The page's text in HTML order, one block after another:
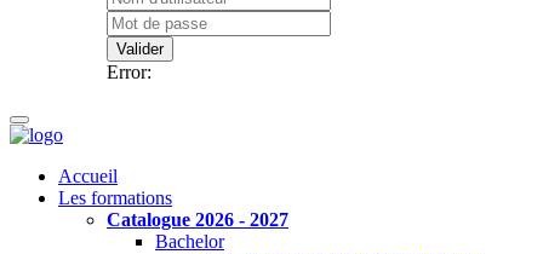
Valider
Error:
Accueil
Les formations
Catalogue 2026 - 2027
Bachelor